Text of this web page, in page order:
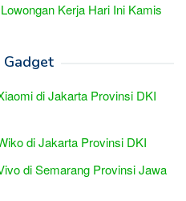
Kerja Hari Ini Kamis
Gadget
di Jakarta Provinsi DKI
di Jakarta Provinsi DKI
di Semarang Provinsi Jawa